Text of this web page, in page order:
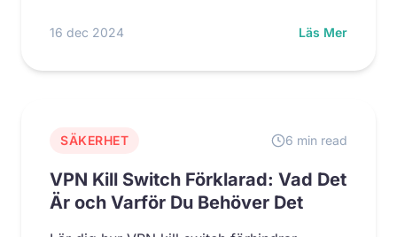
16 dec 2024 Läs Mer
SÄKERHET 6 min read
VPN Kill Switch Förklarad: Vad Det
Är och Varför Du Behöver Det